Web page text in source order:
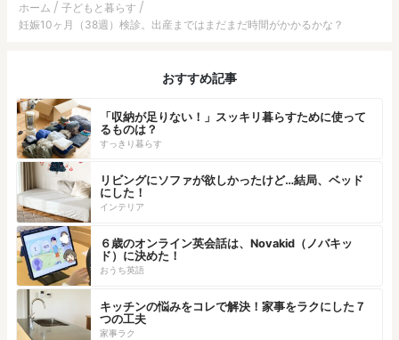
ホーム
子どもと暮らす
妊娠10ヶ月（38週）検診。出産まではまだまだ時間がかかるかな？
おすすめ記事
「収納が足りない！」スッキリ暮らすために使って
るものは？
すっきり暮らす
リビングにソファが欲しかったけど…結局、ベッド
にした！
インテリア
６歳のオンライン英会話は、Novakid（ノバキッ
ド）に決めた！
おうち英語
キッチンの悩みをコレで解決！家事をラクにした７
つの工夫
家事ラク